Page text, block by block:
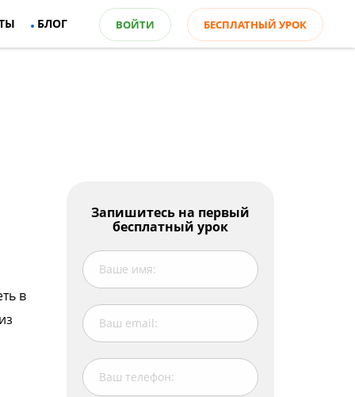
ВОЙТИ БЕСПЛАТНЫЙ УРОК
БЛОГ
Оглавление
Глаголы, не изменяющие значения
Важно!
Глаголы, изменяющие значения
Запишитесь на первый
бесплатный урок
в